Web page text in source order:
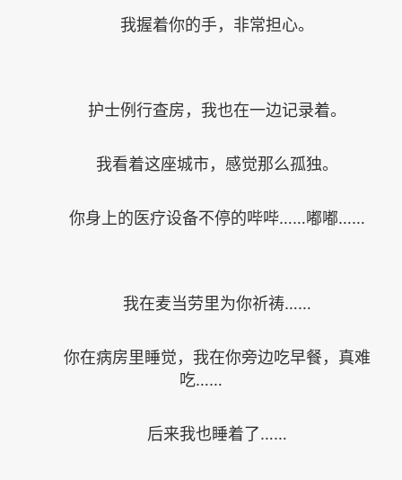
我握着你的手，非常担心。
护士例行查房，我也在一边记录着。
我看着这座城市，感觉那么孤独。
你身上的医疗设备不停的哔哔……嘟嘟……
我在麦当劳里为你祈祷……
你在病房里睡觉，我在你旁边吃早餐，真难
吃……
后来我也睡着了……